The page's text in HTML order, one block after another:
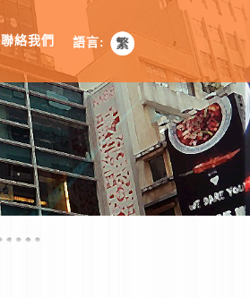
聯絡我們 語言: